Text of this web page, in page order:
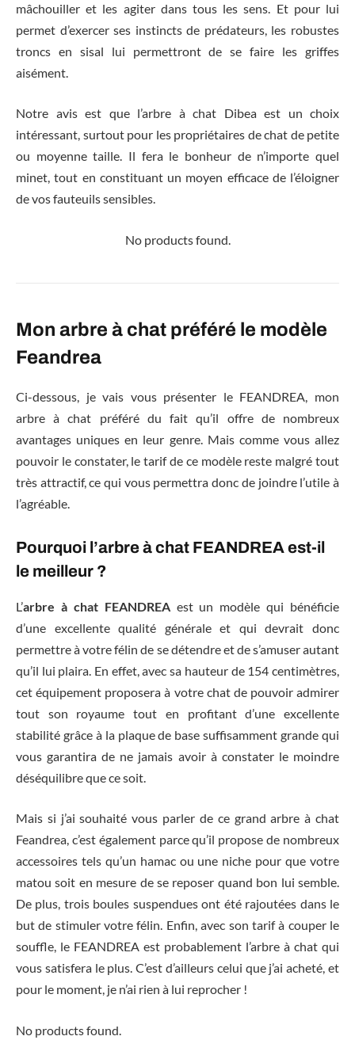
mâchouiller et les agiter dans tous les sens. Et pour lui
permet d’exercer ses instincts de prédateurs, les robustes
troncs en sisal lui permettront de se faire les griffes
aisément.
Notre avis est que l’arbre à chat Dibea est un choix
intéressant, surtout pour les propriétaires de chat de petite
ou moyenne taille. Il fera le bonheur de n’importe quel
minet, tout en constituant un moyen efficace de l’éloigner
de vos fauteuils sensibles.
No products found.
Mon arbre à chat préféré le modèle
Feandrea
Ci-dessous, je vais vous présenter le FEANDREA, mon
arbre à chat préféré du fait qu’il offre de nombreux
avantages uniques en leur genre. Mais comme vous allez
pouvoir le constater, le tarif de ce modèle reste malgré tout
très attractif, ce qui vous permettra donc de joindre l’utile à
l’agréable.
Pourquoi l’arbre à chat FEANDREA est-il
le meilleur ?
L’arbre à chat FEANDREAest un modèle qui bénéficie
d’une excellente qualité générale et qui devrait donc
permettre à votre félin de se détendre et de s’amuser autant
qu’il lui plaira. En effet, avec sa hauteur de 154 centimètres,
cet équipement proposera à votre chat de pouvoir admirer
tout son royaume tout en profitant d’une excellente
stabilité grâce à la plaque de base suffisamment grande qui
vous garantira de ne jamais avoir à constater le moindre
déséquilibre que ce soit.
Mais si j’ai souhaité vous parler de ce grand arbre à chat
Feandrea, c’est également parce qu’il propose de nombreux
accessoires tels qu’un hamac ou une niche pour que votre
matou soit en mesure de se reposer quand bon lui semble.
De plus, trois boules suspendues ont été rajoutées dans le
but de stimuler votre félin. Enfin, avec son tarif à couper le
souffle, le FEANDREA est probablement l’arbre à chat qui
vous satisfera le plus. C’est d’ailleurs celui que j’ai acheté, et
pour le moment, je n’ai rien à lui reprocher !
No products found.